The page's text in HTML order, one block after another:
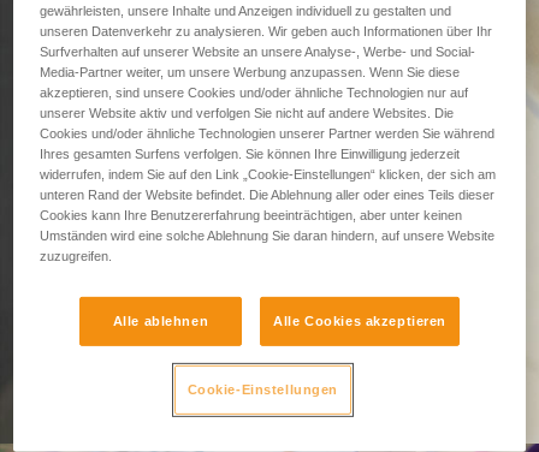
Gemacht fürs Klettern.
Gedacht fürs Sichern.
Das GRIGRI + steht für Sicherheit und
Gelassenheit beim Vor- und Nachstiegssichern.
gewährleisten, unsere Inhalte und Anzeigen individuell zu gestalten und
unseren Datenverkehr zu analysieren. Wir geben auch Informationen über Ihr
Surfverhalten auf unserer Website an unsere Analyse-, Werbe- und Social-
Media-Partner weiter, um unsere Werbung anzupassen. Wenn Sie diese
akzeptieren, sind unsere Cookies und/oder ähnliche Technologien nur auf
unserer Website aktiv und verfolgen Sie nicht auf andere Websites. Die
Cookies und/oder ähnliche Technologien unserer Partner werden Sie während
Ihres gesamten Surfens verfolgen. Sie können Ihre Einwilligung jederzeit
widerrufen, indem Sie auf den Link „Cookie-Einstellungen“ klicken, der sich am
unteren Rand der Website befindet. Die Ablehnung aller oder eines Teils dieser
Cookies kann Ihre Benutzererfahrung beeinträchtigen, aber unter keinen
Umständen wird eine solche Ablehnung Sie daran hindern, auf unsere Website
zuzugreifen.
Alle ablehnen Alle Cookies akzeptieren
Cookie-Einstellungen